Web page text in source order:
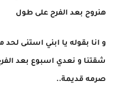
هنروح بعد الفرح على طول
و انا بقوله يا ابني استنى لحد
شقتنا و نعدي اسبوع بعد
صرمه قديمة..